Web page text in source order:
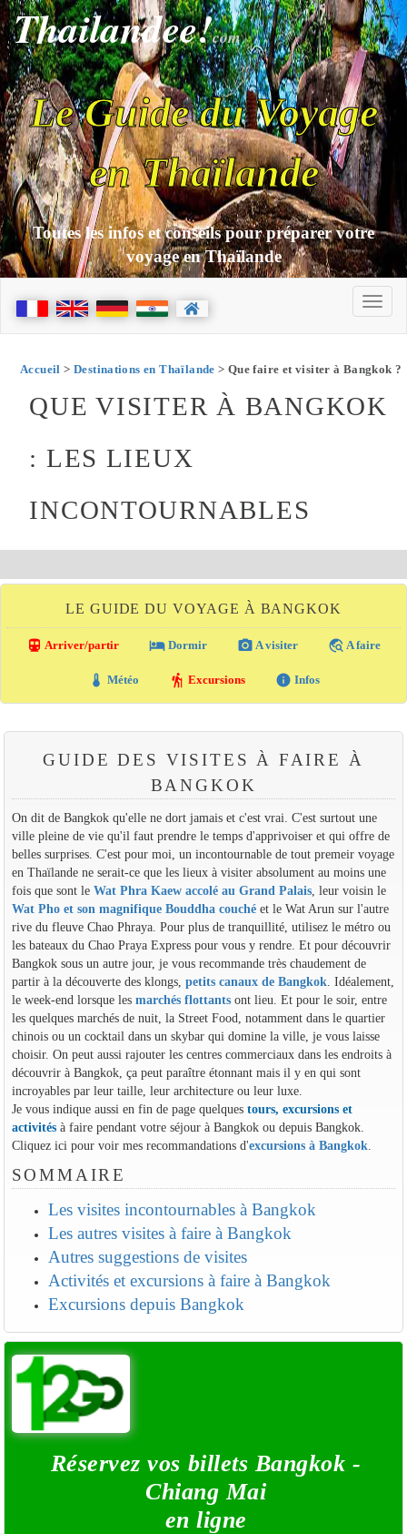
Thailandee!com
Le Guide du Voyage
en Thaïlande
Toutes les infos et conseils pour préparer votre
voyage en Thaïlande
Accueil > Destinations en Thaïlande > Que faire et visiter à Bangkok ?
QUE VISITER À BANGKOK
: LES LIEUX
INCONTOURNABLES
LE GUIDE DU VOYAGE À BANGKOK
directions_transit Arriver/partir local_hotel Dormir photo_camera A visiter travel_explore A faire
thermostat Météo hiking Excursions info Infos
GUIDE DES VISITES À FAIRE À
BANGKOK
On dit de Bangkok qu'elle ne dort jamais et c'est vrai. C'est surtout une
ville pleine de vie qu'il faut prendre le temps d'apprivoiser et qui offre de
belles surprises. C'est pour moi, un incontournable de tout premeir voyage
en Thaïlande ne serait-ce que les lieux à visiter absolument au moins une
fois que sont le Wat Phra Kaew accolé au Grand Palais, leur voisin le
Wat Pho et son magnifique Bouddha couchéet le Wat Arun sur l'autre
rive du fleuve Chao Phraya. Pour plus de tranquillité, utilisez le métro ou
les bateaux du Chao Praya Express pour vous y rendre. Et pour découvrir
Bangkok sous un autre jour, je vous recommande très chaudement de
partir à la découverte des klongs, petits canaux de Bangkok. Idéalement,
le week-end lorsque les marchés flottantsont lieu. Et pour le soir, entre
les quelques marchés de nuit, la Street Food, notamment dans le quartier
chinois ou un cocktail dans un skybar qui domine la ville, je vous laisse
choisir. On peut aussi rajouter les centres commerciaux dans les endroits à
découvrir à Bangkok, ça peut paraître étonnant mais il y en qui sont
incroyables par leur taille, leur architecture ou leur luxe.
Je vous indique aussi en fin de page quelques tours, excursions et
activitésà faire pendant votre séjour à Bangkok ou depuis Bangkok.
Cliquez ici pour voir mes recommandations d'excursions à Bangkok.
SOMMAIRE
Les visites incontournables à Bangkok
Les autres visites à faire à Bangkok
Autres suggestions de visites
Activités et excursions à faire à Bangkok
Excursions depuis Bangkok
Réservez vos billets Bangkok -
Chiang Mai
en ligne